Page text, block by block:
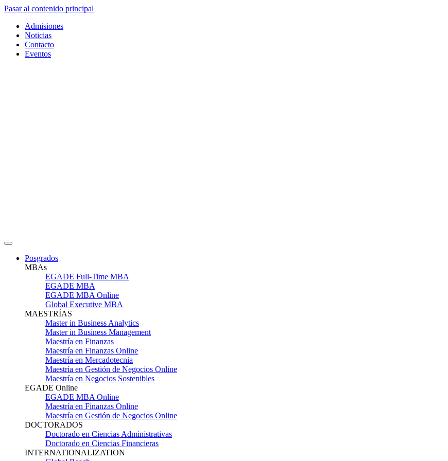
Pasar al contenido principal
Admisiones
Noticias
Contacto
Eventos
Posgrados
MBAs
EGADE Full-Time MBA
EGADE MBA
EGADE MBA Online
Global Executive MBA
MAESTRÍAS
Master in Business Analytics
Master in Business Management
Maestría en Finanzas
Maestría en Finanzas Online
Maestría en Mercadotecnia
Maestría en Gestión de Negocios Online
Maestría en Negocios Sostenibles
EGADE Online
EGADE MBA Online
Maestría en Finanzas Online
Maestría en Gestión de Negocios Online
DOCTORADOS
Doctorado en Ciencias Administrativas
Doctorado en Ciencias Financieras
INTERNATIONALIZATION